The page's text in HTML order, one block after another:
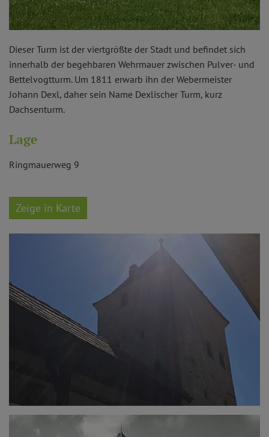
Dieser Turm ist der viertgrößte der Stadt und befindet sich
innerhalb der begehbaren Wehrmauer zwischen Pulver- und
Bettelvogtturm. Um 1811 erwarb ihn der Webermeister
Johann Dexl, daher sein Name Dexlischer Turm, kurz
Dachsenturm.
Lage
Ringmauerweg 9
Zeige in Karte